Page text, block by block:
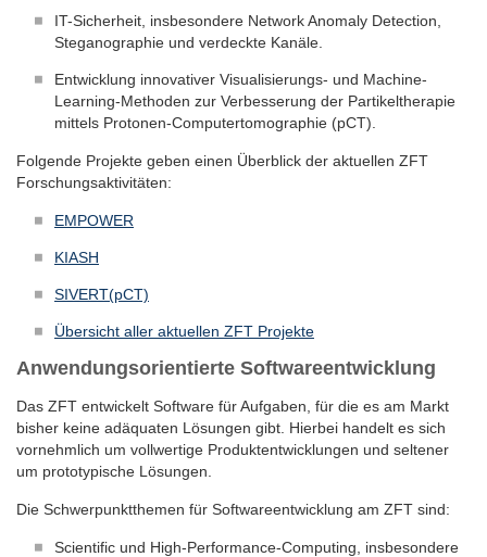
IT-Sicherheit, insbesondere Network Anomaly Detection,
Steganographie und verdeckte Kanäle.
Entwicklung innovativer Visualisierungs- und Machine-
Learning-Methoden zur Verbesserung der Partikeltherapie
mittels Protonen-Computertomographie (pCT).
Folgende Projekte geben einen Überblick der aktuellen ZFT
Forschungsaktivitäten:
EMPOWER
KIASH
SIVERT(pCT)
Übersicht aller aktuellen ZFT Projekte
Anwendungsorientierte Softwareentwicklung
Das ZFT entwickelt Software für Aufgaben, für die es am Markt
bisher keine adäquaten Lösungen gibt. Hierbei handelt es sich
vornehmlich um vollwertige Produktentwicklungen und seltener
um prototypische Lösungen.
Die Schwerpunktthemen für Softwareentwicklung am ZFT sind:
Scientific und High-Performance-Computing, insbesondere